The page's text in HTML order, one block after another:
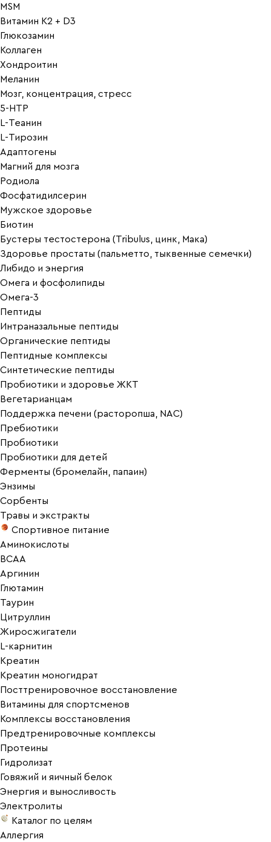
MSM
Витамин K2 + D3
Глюкозамин
Коллаген
Хондроитин
Меланин
Мозг, концентрация, стресс
5-HTP
L-Теанин
L-Тирозин
Адаптогены
Магний для мозга
Родиола
Фосфатидилсерин
Мужское здоровье
Биотин
Бустеры тестостерона (Tribulus, цинк, Мака)
Здоровье простаты (пальметто, тыквенные семечки)
Либидо и энергия
Омега и фосфолипиды
Омега-3
Пептиды
Интраназальные пептиды
Органические пептиды
Пептидные комплексы
Синтетические пептиды
Пробиотики и здоровье ЖКТ
Вегетарианцам
Поддержка печени (расторопша, NAC)
Пребиотики
Пробиотики
Пробиотики для детей
Ферменты (бромелайн, папаин)
Энзимы
Сорбенты
Травы и экстракты
Спортивное питание
Аминокислоты
BCAA
Аргинин
Глютамин
Таурин
Цитруллин
Жиросжигатели
L-карнитин
Креатин
Креатин моногидрат
Посттренировочное восстановление
Витамины для спортсменов
Комплексы восстановления
Предтренировочные комплексы
Протеины
Гидролизат
Говяжий и яичный белок
Энергия и выносливость
Электролиты
Каталог по целям
Аллергия